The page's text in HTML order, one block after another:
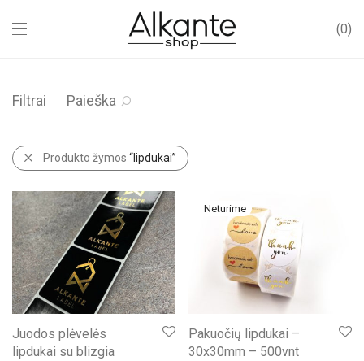
0
Filtrai Paieška
Produkto žymos “lipdukai”
Juodos plėvelės
lipdukai su blizgia
Pakuočių lipdukai –
30x30mm – 500vnt